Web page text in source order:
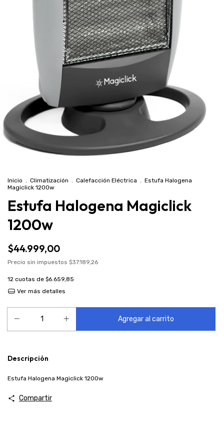
Inicio . Climatización . Calefacción Eléctrica . Estufa Halogena
Magiclick 1200w
Estufa Halogena Magiclick
1200w
$44.999,00
Precio sin impuestos $37.189,26
12 cuotas de $6.659,85
Ver más detalles
Descripción
Estufa Halogena Magiclick 1200w
Compartir